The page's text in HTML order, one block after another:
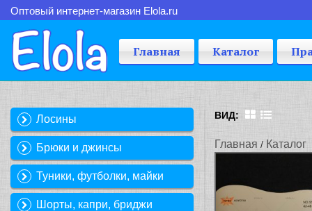
Оптовый интернет-магазин Elola.ru
Главная Каталог
ВИД:
Главная / Каталог/
Лосины
Брюки и джинсы
Туники, футболки, майки
Шорты, капри, бриджи